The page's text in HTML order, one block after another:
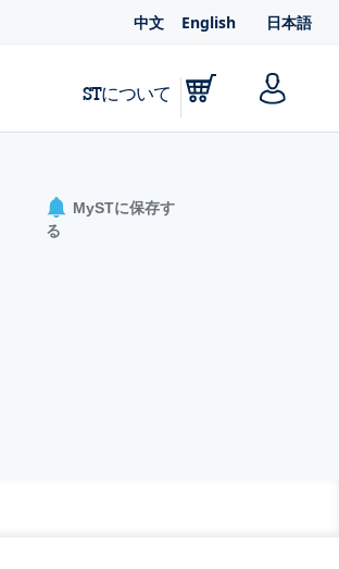
中文 English 日本語
STについて
MySTに保存す
る